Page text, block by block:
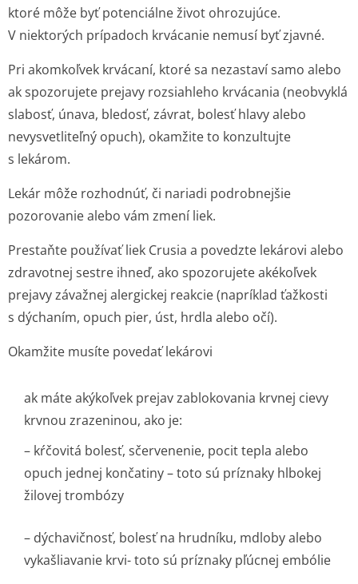
ktoré môže byť potenciálne život ohrozujúce.
V niektorých prípadoch krvácanie nemusí byť zjavné.
Pri akomkoľvek krvácaní, ktoré sa nezastaví samo alebo
ak spozorujete prejavy rozsiahleho krvácania (neobvyklá
slabosť, únava, bledosť, závrat, bolesť hlavy alebo
nevysvetliteľný opuch), okamžite to konzultujte
s lekárom.
Lekár môže rozhodnúť, či nariadi podrobnejšie
pozorovanie alebo vám zmení liek.
Prestaňte používať liek Crusia a povedzte lekárovi alebo
zdravotnej sestre ihneď, ako spozorujete akékoľvek
prejavy závažnej alergickej reakcie (napríklad ťažkosti
s dýchaním, opuch pier, úst, hrdla alebo očí).
Okamžite musíte povedať lekárovi
ak máte akýkoľvek prejav zablokovania krvnej cievy
krvnou zrazeninou, ako je:
– kŕčovitá bolesť, sčervenenie, pocit tepla alebo
opuch jednej končatiny – toto sú príznaky hlbokej
žilovej trombózy
– dýchavičnosť, bolesť na hrudníku, mdloby alebo
vykašliavanie krvi- toto sú príznaky pľúcnej embólie